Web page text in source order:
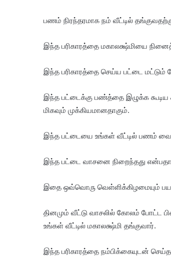
பணம் நிரந்தரமாக நம் வீட்டில்
இந்த பரிகாரத்தை மகாலக்ஷ்மியை
இந்த பரிகாரத்தை செய்ய பட்டை மட்டும்
இந்த பட்டைக்கு பண்த்தை இழுக்க கூடிய
மிகவும் முக்கியமானதாகும்.
இந்த பட்டையை உங்கள் வீட்டில் பணம்
இந்த பட்டை வாசனை நிறைந்தது
இதை ஒவ்வொரு வெள்ளிக்கிழமையும்
தினமும் வீட்டு வாசலில் கோலம் போட்ட
உங்கள் வீட்டில் மகாலக்ஷ்மி தங்குவார்.
இந்த பரிகாரத்தை நம்பிக்கையுடன்